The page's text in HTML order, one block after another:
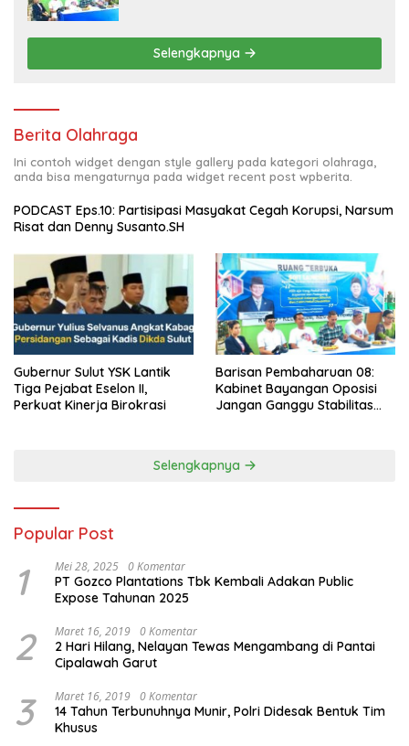
Selengkapnya
Berita Olahraga
Ini contoh widget dengan style gallery pada kategori olahraga,
anda bisa mengaturnya pada widget recent post wpberita.
PODCAST Eps.10: Partisipasi Masyakat Cegah Korupsi, Narsum
Risat dan Denny Susanto.SH
Gubernur Sulut YSK Lantik
Tiga Pejabat Eselon II,
Perkuat Kinerja Birokrasi
Barisan Pembaharuan 08:
Kabinet Bayangan Oposisi
Jangan Ganggu Stabilitas
Selengkapnya
Popular Post
1 Mei 28, 2025 0 Komentar
PT Gozco Plantations Tbk Kembali Adakan Public
Expose Tahunan 2025
2 Maret 16, 2019 0 Komentar
2 Hari Hilang, Nelayan Tewas Mengambang di Pantai
Cipalawah Garut
3 Maret 16, 2019 0 Komentar
14 Tahun Terbunuhnya Munir, Polri Didesak Bentuk Tim
Khusus